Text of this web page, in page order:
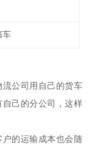
车
公司用自己的货车
己的分公司，这样
的运输成本也会随